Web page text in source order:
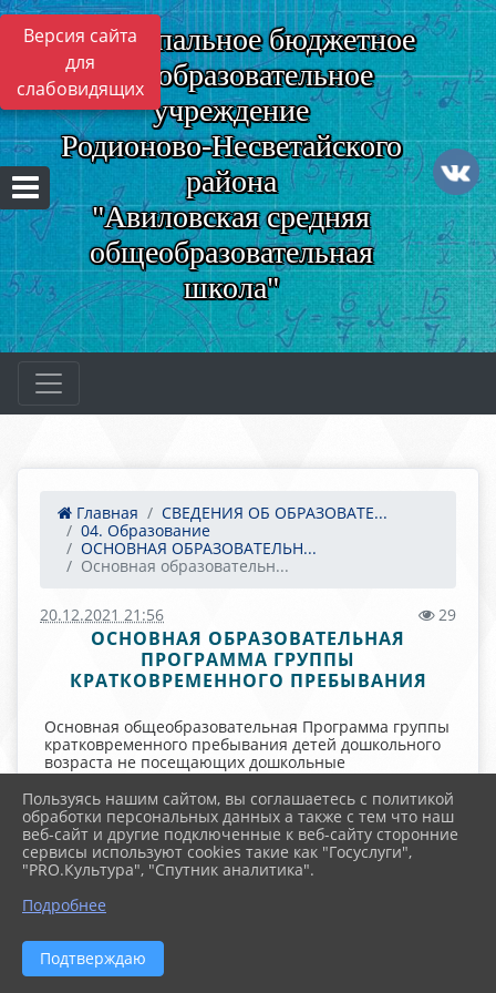
Версия сайта
для
слабовидящих
Муниципальное бюджетное
общеобразовательное
учреждение
Родионово-Несветайского
района
"Авиловская средняя
общеобразовательная
школа"
Главная
СВЕДЕНИЯ ОБ ОБРАЗОВАТЕ...
04. Образование
ОСНОВНАЯ ОБРАЗОВАТЕЛЬН...
Основная образовательн...
20.12.2021 21:56 29
ОСНОВНАЯ ОБРАЗОВАТЕЛЬНАЯ
ПРОГРАММА ГРУППЫ
КРАТКОВРЕМЕННОГО ПРЕБЫВАНИЯ
Основная общеобразовательная Программа группы
кратковременного пребывания детей дошкольного
возраста не посещающих дошкольные
образовательные учреждения, муниципального
бюджетного общеобразовательного учреждения
Родионово-Несветайского района «Авиловская
общеобразовательная школа» (МБОУ «Авиловская
СОШ») построена на позициях гуманно –
личностного отношения к ребенку, обеспечивает
развитие личности детей в возрасте от 4 до 7 лет. В
различных видах общения и деятельности с учётом
их возрастных, индивидуальных психологических и
физиологических особенностей.
Программа разработана на основе Федерального
Пользуясь нашим сайтом, вы соглашаетесь с политикой
обработки персональных данных а также с тем что наш
веб-сайт и другие подключенные к веб-сайту сторонние
сервисы используют cookies такие как "Госуслуги",
"PRO.Культура", "Спутник аналитика".
Подробнее
Подтверждаю